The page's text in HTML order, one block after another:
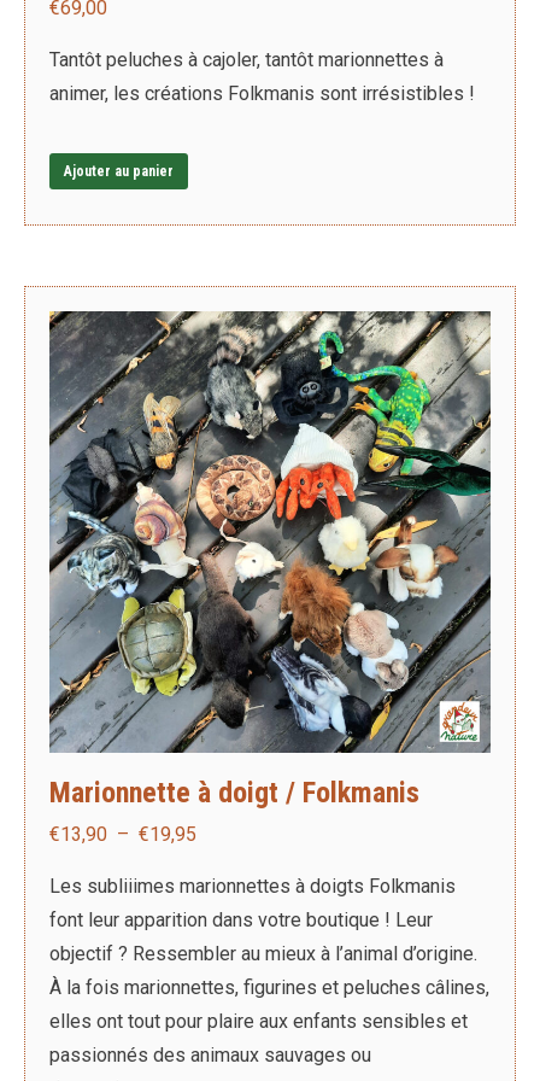
€69,00
Tantôt peluches à cajoler, tantôt marionnettes à
animer, les créations Folkmanis sont irrésistibles !
Ajouter au panier
Marionnette à doigt / Folkmanis
€13,90 – €19,95
€19,95
Les subliiimes marionnettes à doigts Folkmanis
font leur apparition dans votre boutique ! Leur
objectif ? Ressembler au mieux à l’animal d’origine.
À la fois marionnettes, figurines et peluches câlines,
elles ont tout pour plaire aux enfants sensibles et
passionnés des animaux sauvages ou